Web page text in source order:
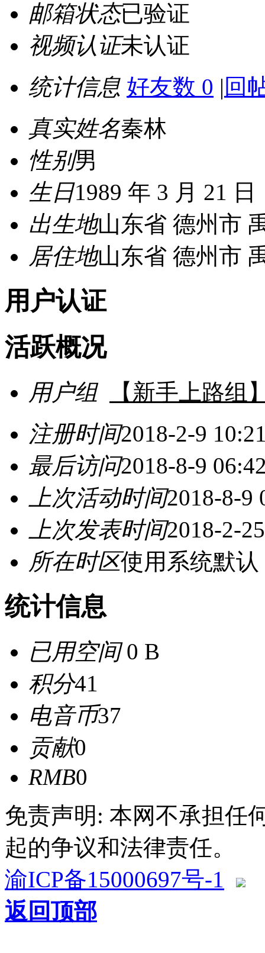
邮箱状态已验证
视频认证未认证
统计信息 好友数 0 | 回
真实姓名秦林
性别男
生日1989 年 3 月 21 日
出生地山东省 德州市
居住地山东省 德州市
用户认证
活跃概况
用户组
【新手上路组
注册时间2018-2-9
最后访问2018-8-9
上次活动时间2018-8-9
上次发表时间2018-2-
所在时区使用系统默认
统计信息
已用空间0 B
积分41
电音币37
贡献0
RMB0
免责声明: 本网不承担任
起的争议和法律责任。
渝ICP备15000697号-1
返回顶部